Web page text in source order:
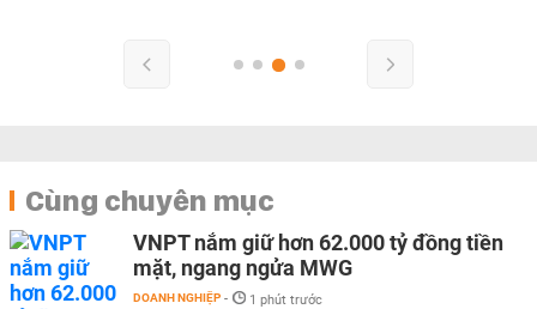
Cùng chuyên mục
VNPT nắm giữ hơn 62.000 tỷ đồng tiền
mặt, ngang ngửa MWG
DOANH NGHIỆP - 1 phút trước